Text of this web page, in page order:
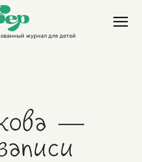
журнал для детей
—